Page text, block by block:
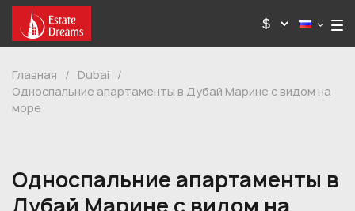
Главная / Dubai
/
Односпальние апартаменты в Дубай Марине с видом на
море
Односпальние апартаменты в